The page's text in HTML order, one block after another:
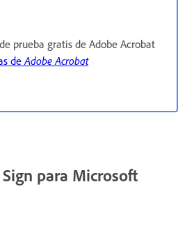
prueba gratis de Adobe Acrobat
de Adobe Acrobat
para Microsoft